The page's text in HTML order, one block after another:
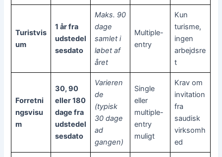
Turistvis
um
1 år fra
udstedel
sesdato
Maks. 90
dage
samlet i
løbet af
året
Multiple-
entry
Kun
turisme,
ingen
arbejdsre
t
Forretni
ngsvisu
m
30, 90
eller 180
dage fra
udstedel
sesdato
Varieren
de
(typisk
30 dage
ad
gangen)
Single
eller
multiple-
entry
muligt
Krav om
invitation
fra
saudisk
virksomh
ed